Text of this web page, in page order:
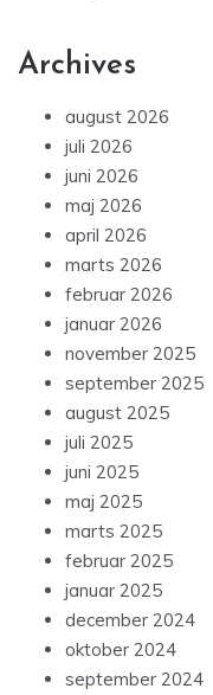
Archives
august 2026
juli 2026
juni 2026
maj 2026
april 2026
marts 2026
februar 2026
januar 2026
november 2025
september 2025
august 2025
juli 2025
juni 2025
maj 2025
marts 2025
februar 2025
januar 2025
december 2024
oktober 2024
september 2024